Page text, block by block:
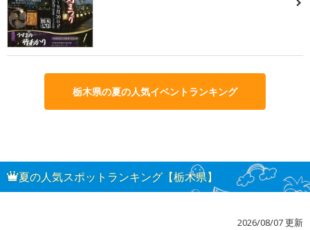
栃木県の夏の人気イベントランキング
夏の人気スポットランキング【栃木県】
2026/08/07 更新